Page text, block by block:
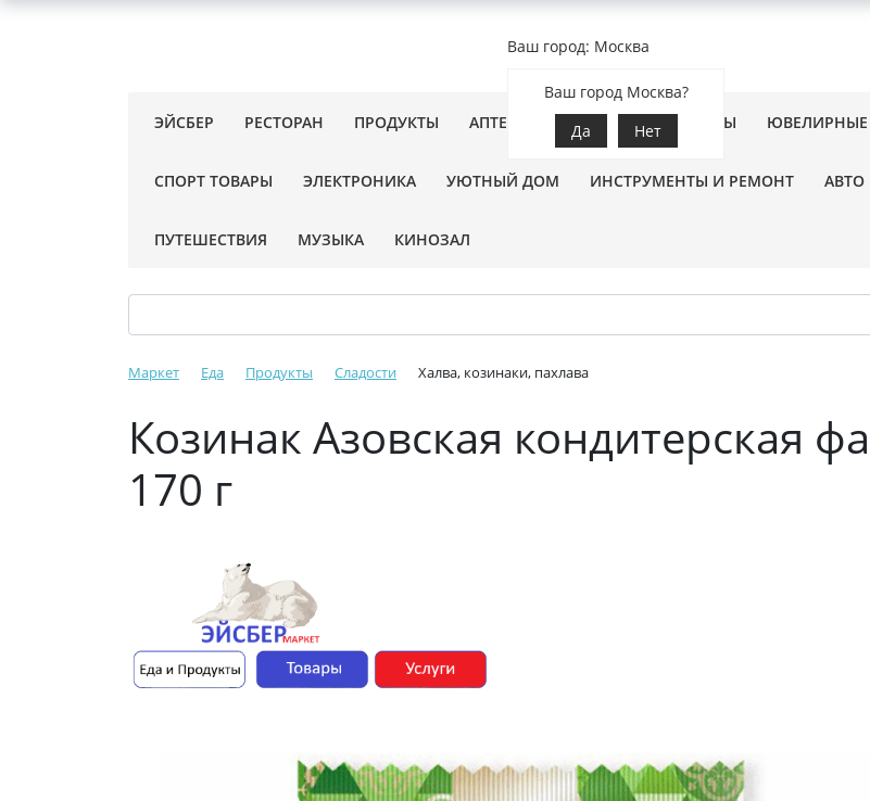
Ваш город: Москва
Ваш город Москва?
Да
Нет
ЭЙСБЕР РЕСТОРАН ПРОДУКТЫ АПТЕКА ЗООТОВАРЫ ЦВЕТЫ
СПОРТ ТОВАРЫ ЭЛЕКТРОНИКА УЮТНЫЙ ДОМ ИНСТРУМЕНТЫ И РЕМОНТ АВТО
ПУТЕШЕСТВИЯ МУЗЫКА КИНОЗАЛ
Маркет Еда Продукты Сладости Халва, козинаки, пахлава
Козинак Азовская кондитерская
170 г